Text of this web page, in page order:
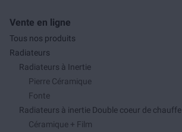
Vente en ligne
Tous nos produits
Radiateurs
Radiateurs à Inertie
Pierre Céramique
Fonte
Radiateurs à inertie Double coeur de chauffe
Céramique + Film